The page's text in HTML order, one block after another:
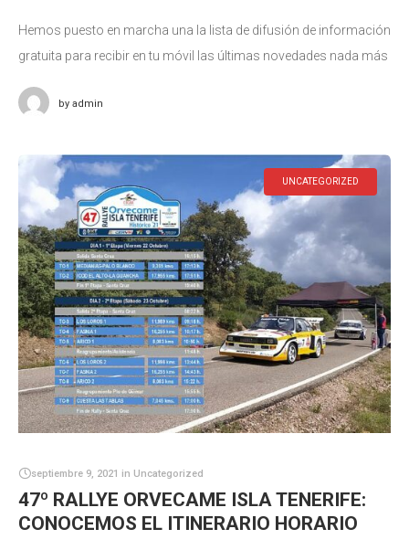
Hemos puesto en marcha una la lista de difusión de información
gratuita para recibir en tu móvil las últimas novedades nada más
by admin
UNCATEGORIZED
septiembre 9, 2021 in Uncategorized
47º RALLYE ORVECAME ISLA TENERIFE:
CONOCEMOS EL ITINERARIO HORARIO